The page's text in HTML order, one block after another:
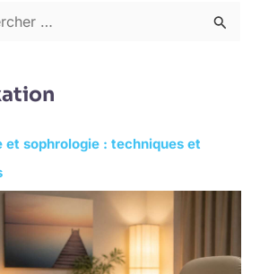
et sophrologie : techniques et